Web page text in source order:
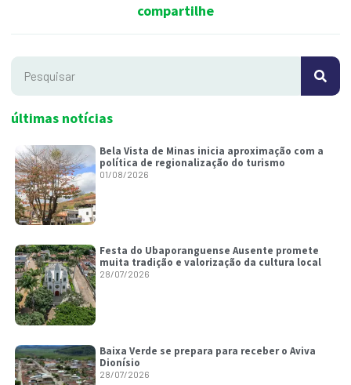
compartilhe
últimas notícias
Bela Vista de Minas inicia aproximação com a
política de regionalização do turismo
01/08/2026
Festa do Ubaporanguense Ausente promete
muita tradição e valorização da cultura local
28/07/2026
Baixa Verde se prepara para receber o Aviva
Dionísio
28/07/2026